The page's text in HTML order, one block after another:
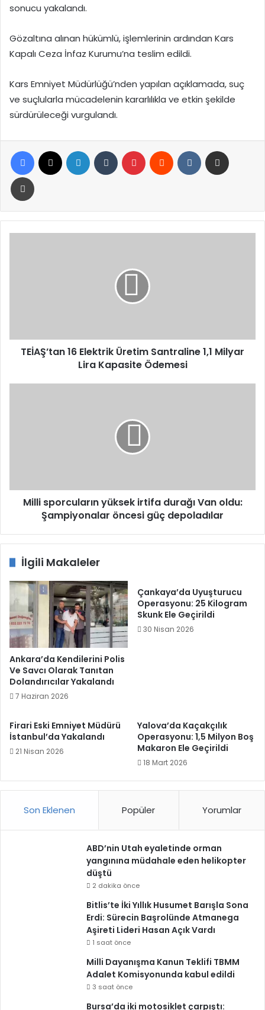
sonucu yakalandı.
Gözaltına alınan hükümlü, işlemlerinin ardından Kars
Kapalı Ceza İnfaz Kurumu’na teslim edildi.
Kars Emniyet Müdürlüğü’nden yapılan açıklamada, suç
ve suçlularla mücadelenin kararlılıkla ve etkin şekilde
sürdürüleceği vurgulandı.
Facebook LinkedIn Tumblr Pinterest Reddit VKontakte
Yazdır
Kapasite
Ödemesi
TEİAŞ’tan 16 Elektrik Üretim Santraline 1,1 Milyar
Lira Kapasite Ödemesi
öncesi
depoladılar
Milli sporcuların yüksek irtifa durağı Van oldu:
Şampiyonalar öncesi güç depoladılar
İlgili Makaleler
Ankara’da Kendilerini Polis
Ve Savcı Olarak Tanıtan
Dolandırıcılar Yakalandı
7 Haziran 2026
Çankaya’da Uyuşturucu
Operasyonu: 25 Kilogram
Skunk Ele Geçirildi
30 Nisan 2026
Firari Eski Emniyet Müdürü
İstanbul’da Yakalandı
21 Nisan 2026
Yalova’da Kaçakçılık
Operasyonu: 1,5 Milyon Boş
Makaron Ele Geçirildi
18 Mart 2026
Son Eklenen Popüler Yorumlar
ABD’nin Utah eyaletinde orman
yangınına müdahale eden helikopter
düştü
2 dakika önce
Bitlis’te İki Yıllık Husumet Barışla Sona
Erdi: Sürecin Başrolünde Atmanega
Aşireti Lideri Hasan Açık Vardı
1 saat önce
Milli Dayanışma Kanun Teklifi TBMM
Adalet Komisyonunda kabul edildi
3 saat önce
Bursa’da iki motosiklet çarpıştı: